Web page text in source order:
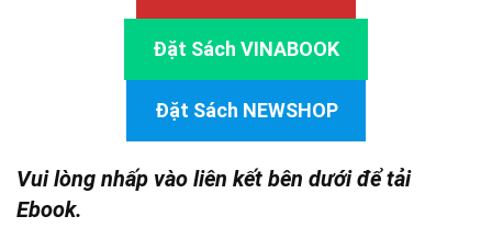
Đặt Sách VINABOOK
Đặt Sách NEWSHOP
Vui lòng nhấp vào liên kết bên dưới để tải
Ebook.